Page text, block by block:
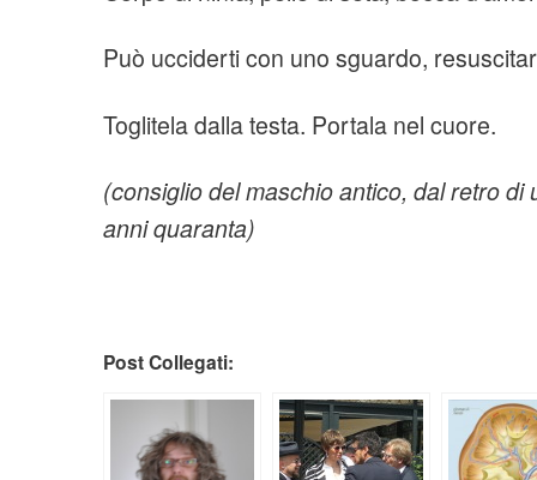
Può ucciderti con uno sguardo,
Toglitela dalla testa. Portala nel cuore.
(consiglio del maschio antico, dal retro di
anni quaranta)
Post Collegati: